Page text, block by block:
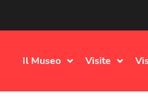
Il Museo Visite